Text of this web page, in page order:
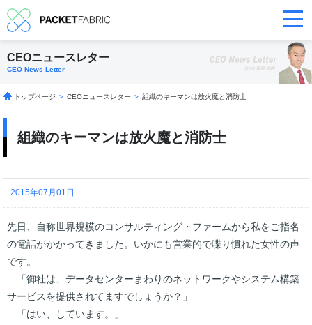
CEOニュースレター
CEO News Letter
トップページ > CEOニュースレター > 組織のキーマンは放火魔と消防士
組織のキーマンは放火魔と消防士
2015年07月01日
先日、自称世界規模のコンサルティング・ファームから私をご指名
の電話がかかってきました。いかにも営業的で喋り慣れた女性の声
です。
「御社は、データセンターまわりのネットワークやシステム構築
サービスを提供されてますでしょうか？」
「はい、しています。」